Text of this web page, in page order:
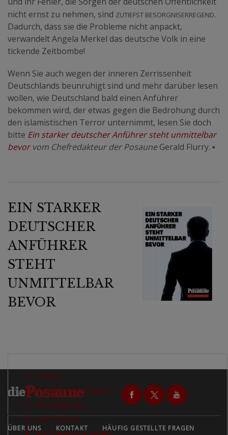
nicht ernst zu nehmen, sind zutiefst besorgniserregend.
Dadurch, dass sie die Probleme nicht anpackt,
verwandelt Angela Merkel das deutsche Volk in eine
tickende Zeitbombe!
Wenn Sie auch wegen der inneren Zerrissenheit
Deutschlands beunruhigt sind und mehr darüber lesen
wollen, wie Deutschland bald einen Anführer
bekommen wird, der etwas gegen die Bedrohung durch
den islamistischen Terror unternimmt, lesen Sie doch
bitte Ein starker deutscher Anführer steht unmittelbar
bevorvom Chefredakteur der PosauneGerald Flurry. ▪
EIN STARKER
DEUTSCHER
ANFÜHRER
STEHT
UNMITTELBAR
BEVOR
E-Mail
PDF herunterladen
Schriftgröße
Auf X teilen
ÜBER UNS KONTAKT HÄUFIG GESTELLTE FRAGEN